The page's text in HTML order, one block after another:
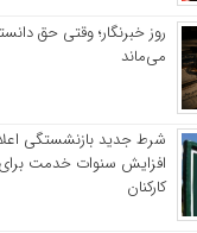
روز خبرنگار؛ وقتی حق
می‌ماند
شرط جدید بازنشستگی
افزایش سنوات خدمت
کارکنان